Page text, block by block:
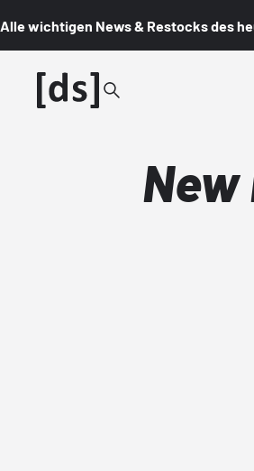
Alle wichtigen News & Restocks des